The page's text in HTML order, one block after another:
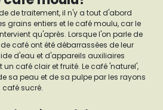
de traitement, il n'y a tout d'abord
grains entiers et le café moulu, car le
qu'après. Lorsque l'on parle de
café ont été débarrassées de leur
d'eau et d'appareils auxiliaires
café clair et fruité. Le café 'naturel',
sa peau et de sa pulpe par les rayons
café sucré.